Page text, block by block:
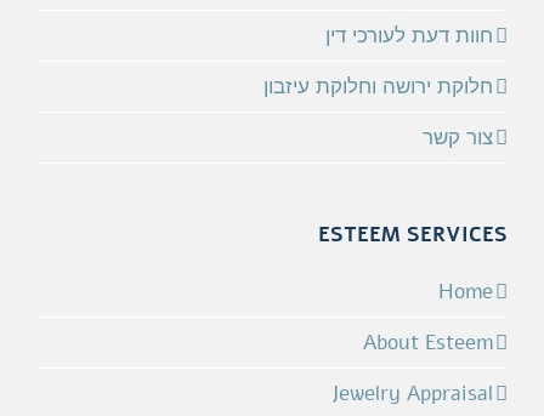
חוות דעת לעורכי דין
חלוקת ירושה וחלוקת עיזבון
צור קשר
ESTEEM SERVICES
Home
About Esteem
Jewelry Appraisal